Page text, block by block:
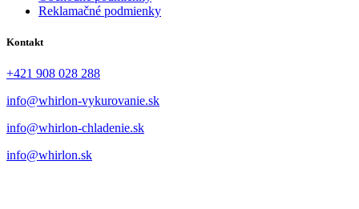
Reklamačné podmienky
Kontakt
+421 908 028 288
info@whirlon-vykurovanie.sk
info@whirlon-chladenie.sk
info@whirlon.sk